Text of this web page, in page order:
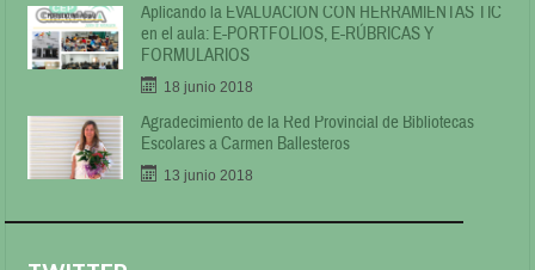
Aplicando la EVALUACIÓN CON HERRAMIENTAS TIC
en el aula: E-PORTFOLIOS, E-RÚBRICAS Y
FORMULARIOS
18 junio 2018
Agradecimiento de la Red Provincial de Bibliotecas
Escolares a Carmen Ballesteros
13 junio 2018